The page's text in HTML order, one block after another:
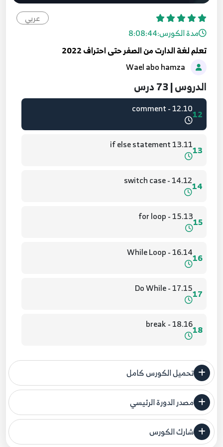
عربي
مدة الكورس:8:08:44
تعلم لغة الدارت من الصفر حتى احتراف 2022
الدروس | 73 درس
10
10.8 - Type test Operators And Assignment
Operators
11.9 - Logical Operators
12
12.10 - comment
13
13.11 if else statement
14
14.12 - switch case
15
15.13 - for loop
16
16.14 - While Loop
17
17.15 - Do While
18
18.16 - break
19
19.17 - continue
20
21
21.19 - String Method
تحميل الكورس كامل
مصدر الدورة الرئيسي
فنحن لا ندعي ملكية أي دورة ولهذا نضع المصدر الأصلي لكم
شارك الكورس